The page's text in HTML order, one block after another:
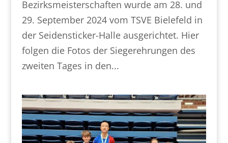
Bezirksmeisterschaften wurde am 28. und
29. September 2024 vom TSVE Bielefeld in
der Seidensticker-Halle ausgerichtet. Hier
folgen die Fotos der Siegerehrungen des
zweiten Tages in den...